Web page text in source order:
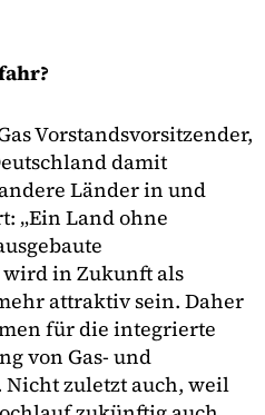
Vorstandsvorsitzender,
damit
Länder in und
„Ein Land ohne
in Zukunft als
attraktiv sein. Daher
für die integrierte
von Gas- und
zuletzt auch, weil